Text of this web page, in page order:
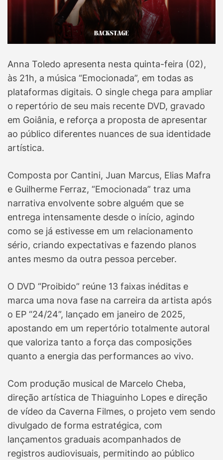
Anna Toledo apresenta nesta quinta-feira (02),
às 21h, a música “Emocionada”, em todas as
plataformas digitais. O single chega para ampliar
o repertório de seu mais recente DVD, gravado
em Goiânia, e reforça a proposta de apresentar
ao público diferentes nuances de sua identidade
artística.
Composta por Cantini, Juan Marcus, Elias Mafra
e Guilherme Ferraz, “Emocionada” traz uma
narrativa envolvente sobre alguém que se
entrega intensamente desde o início, agindo
como se já estivesse em um relacionamento
sério, criando expectativas e fazendo planos
antes mesmo da outra pessoa perceber.
O DVD “Proibido” reúne 13 faixas inéditas e
marca uma nova fase na carreira da artista após
o EP “24/24”, lançado em janeiro de 2025,
apostando em um repertório totalmente autoral
que valoriza tanto a força das composições
quanto a energia das performances ao vivo.
Com produção musical de Marcelo Cheba,
direção artística de Thiaguinho Lopes e direção
de vídeo da Caverna Filmes, o projeto vem sendo
divulgado de forma estratégica, com
lançamentos graduais acompanhados de
registros audiovisuais, permitindo ao público